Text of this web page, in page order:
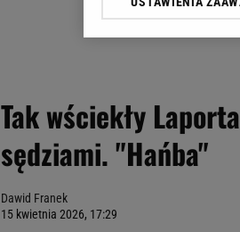
Tak wściekły
sędziami. "Hańba"
Dawid Franek
15 kwietnia 2026, 17:29
Klikając „Akceptuję”
Zaufanych Partnerów i
My, nasi Zaufani
Użycie dokładnych
Przechowywanie